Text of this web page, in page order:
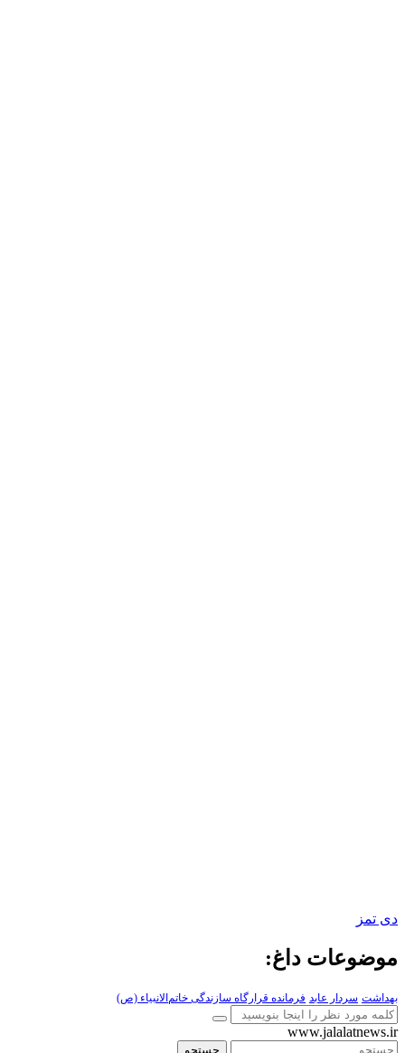
دی تمز
موضوعات داغ:
بهداشت سردار عابد فرمانده قرارگاه سازندگی خاتم‌الانبیاء (ص)
www.jalalatnews.ir
جستجو